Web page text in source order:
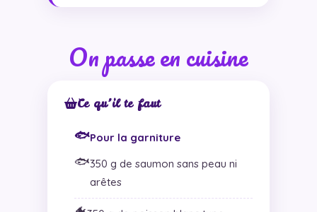
On passe en cuisine
Ce qu’il te faut
🐟Pour la garniture
🐟350 g de saumon sans peau ni
arêtes